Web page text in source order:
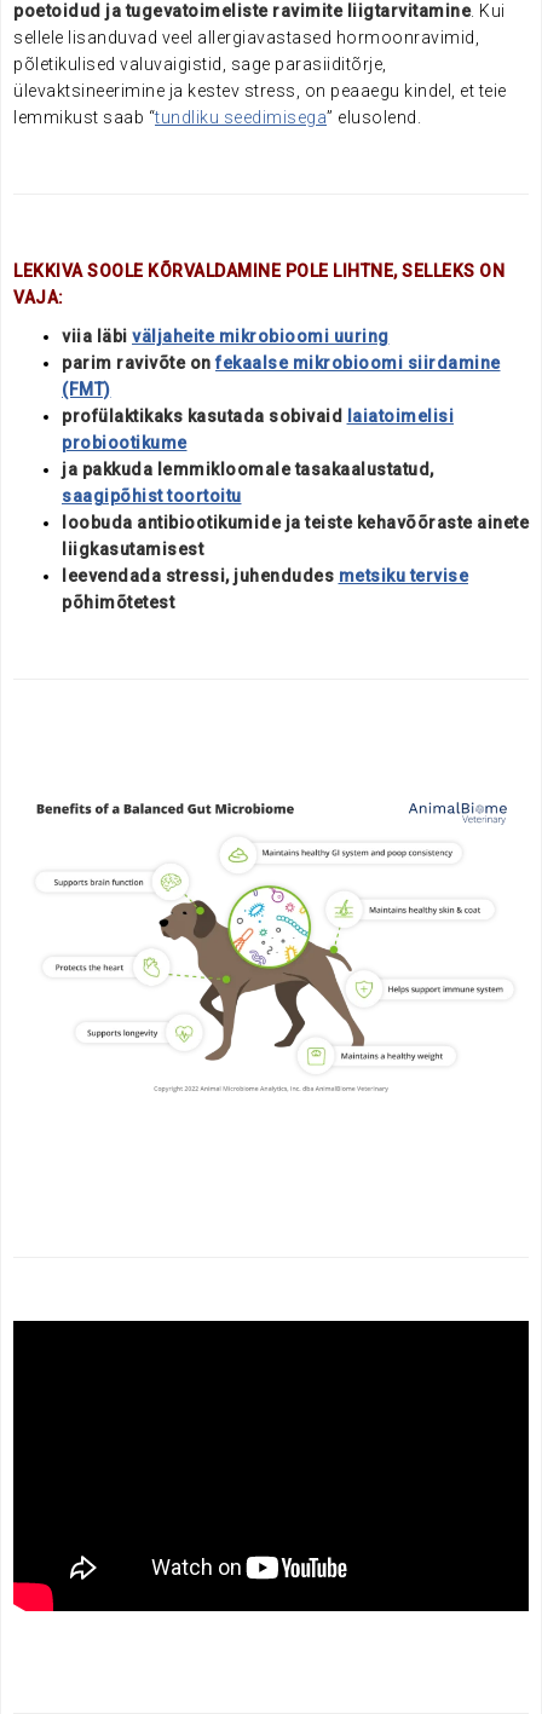
poetoidud ja tugevatoimeliste ravimite liigtarvitamine. Kui
sellele lisanduvad veel allergiavastased hormoonravimid,
põletikulised valuvaigistid, sage parasiiditõrje,
ülevaktsineerimine ja kestev stress, on peaaegu kindel, et teie
lemmikust saab “tundliku seedimisega” elusolend.
LEKKIVA SOOLE KÕRVALDAMINE POLE LIHTNE, SELLEKS ON
VAJA:
viia läbi väljaheite mikrobioomi uuring
parim ravivõte on fekaalse mikrobioomi siirdamine
(FMT)
profülaktikaks kasutada sobivaid
laiatoimelisi
probiootikume
ja pakkuda lemmikloomale tasakaalustatud,
saagipõhist toortoitu
loobuda antibiootikumide ja teiste kehavõõraste ainete
liigkasutamisest
leevendada stressi, juhendudes metsiku tervise
põhimõtetest